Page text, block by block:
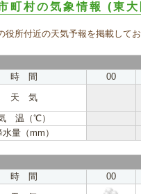
町村の気象情報 (東
役所付近の天気予報を掲載して
時 間
00
天 気
温（℃）
水量（mm）
時 間
00